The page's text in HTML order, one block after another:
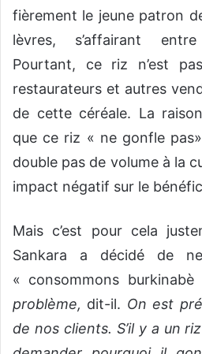
fièrement le jeune patron
lèvres, s’affairant
Pourtant, ce riz n’est
restaurateurs et autres
de cette céréale. La
que ce riz « ne gonfle
double pas de volume à la
impact négatif sur le
Mais c’est pour cela
Sankara a décidé de
« consommons burkinabè
problème, dit-il. On est
de nos clients. S’il y a un